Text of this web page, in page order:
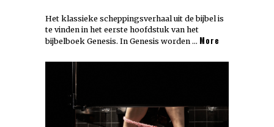
Het klassieke scheppingsverhaal uit de bijbel is
te vinden in het eerste hoofdstuk van het
bijbelboek Genesis. In Genesis worden … More